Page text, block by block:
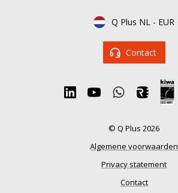
Q Plus NL - EUR
Contact
© Q Plus 2026
Algemene voorwaarden
Privacy statement
Contact